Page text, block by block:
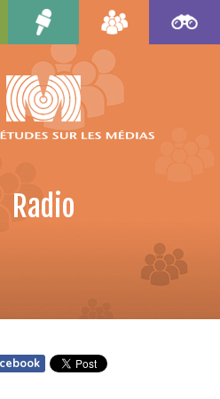
Radio